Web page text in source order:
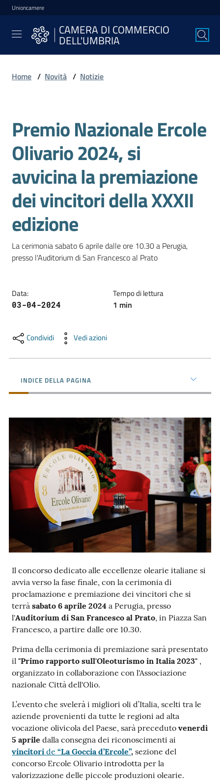
Vai al contenuto
Vai alla navigazione
Vai al footer
Unioncamere
CAMERA DI COMMERCIO
DELL'UMBRIA
CAMERA DI
COMMERCIO
DELL'UMBRIA
Avviare
l'Impresa
Gestire
l'Impresa
Promuovere
l'Impresa
territorio
Tutelare
e
Consumatore
Digitale
Ac
ce
gis
tra
ti
Seguici
su
Home / Novità / Notizie
Salta al contenuto
Premio Nazionale Ercole
Olivario 2024, si
avvicina la premiazione
dei vincitori della XXXII
edizione
La cerimonia sabato 6 aprile dalle ore 10.30 a Perugia,
presso l'Auditorium di San Francesco al Prato
Data:
03-04-2024
Tempo di lettura
1 min
Condividi Vedi azioni
INDICE DELLA PAGINA
Il concorso dedicato alle eccellenze olearie italiane si
avvia verso la fase finale, con la cerimonia di
proclamazione e premiazione dei vincitori che si
terrà sabato 6 aprile 2024 a Perugia, presso
l'Auditorium di San Francesco al Prato, in Piazza San
Francesco, a partire dalle ore 10.30.
Prima della cerimonia di premiazione sarà presentato
il "Primo rapporto sull'Oleoturismo in Italia 2023" ,
organizzato in collaborazione con l'Associazione
nazionale Città dell'Olio.
L’evento che svelerà i migliori oli d’Italia, scelti tra le
aziende provenienti da tutte le regioni ad alta
vocazione olivicola del Paese, sarà preceduto venerdì
5 aprile dalla consegna dei riconoscimenti ai
vincitori de “La Goccia d’Ercole”, sezione del
concorso Ercole Olivario introdotta per la
valorizzazione delle piccole produzioni olearie.